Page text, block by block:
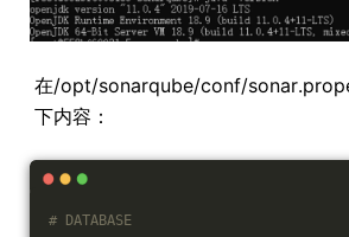
在/opt/sonarqube/conf/
下内容：
# DATABASE